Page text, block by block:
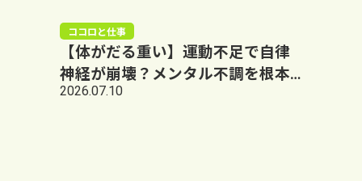
ココロと仕事
【体がだる重い】運動不足で自律
神経が崩壊？メンタル不調を根本
から変える「リハビリ運動」の力
2026.07.10